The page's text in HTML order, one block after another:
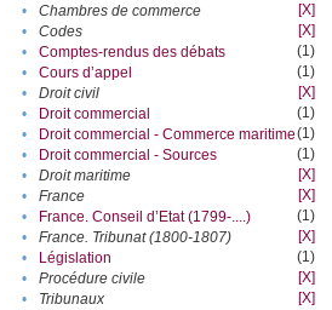
•
Chambres de commerce
[X]
•
Codes
[X]
•
Comptes-rendus des débats
(1)
•
Cours d’appel
(1)
•
Droit civil
[X]
•
Droit commercial
(1)
•
Droit commercial - Commerce maritime(1)
•
Droit commercial - Sources
(1)
•
Droit maritime
[X]
•
France
[X]
•
France. Conseil d’Etat (1799-....)
(1)
•
France. Tribunat (1800-1807)
[X]
•
Législation
(1)
•
Procédure civile
[X]
•
Tribunaux
[X]